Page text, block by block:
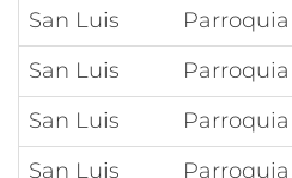
San Luis Parroquia
San Luis
Parroquia
San Luis
Parroquia
San Luis
Parroquia